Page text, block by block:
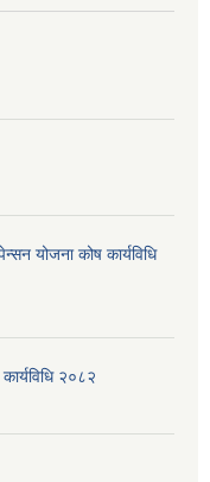
योजना कोष कार्यविधि
२०८२